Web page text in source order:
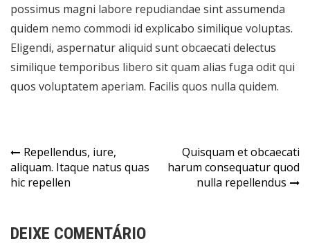
possimus magni labore repudiandae sint assumenda
quidem nemo commodi id explicabo similique voluptas.
Eligendi, aspernatur aliquid sunt obcaecati delectus
similique temporibus libero sit quam alias fuga odit qui
quos voluptatem aperiam. Facilis quos nulla quidem.
Navegação
de
Repellendus, iure,
aliquam. Itaque natus quas
hic repellen
Quisquam et obcaecati
harum consequatur quod
nulla repellendus
DEIXE COMENTÁRIO